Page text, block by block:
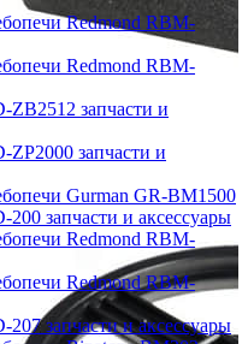
Redmond RBM-
Redmond RBM-
ZB2512 запчасти и
ZP2000 запчасти и
Gurman GR-BM1500
200 запчасти и аксессуары
Redmond RBM-
Redmond RBM-
207 запчасти и аксессуары